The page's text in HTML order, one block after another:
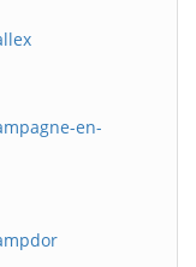
en-